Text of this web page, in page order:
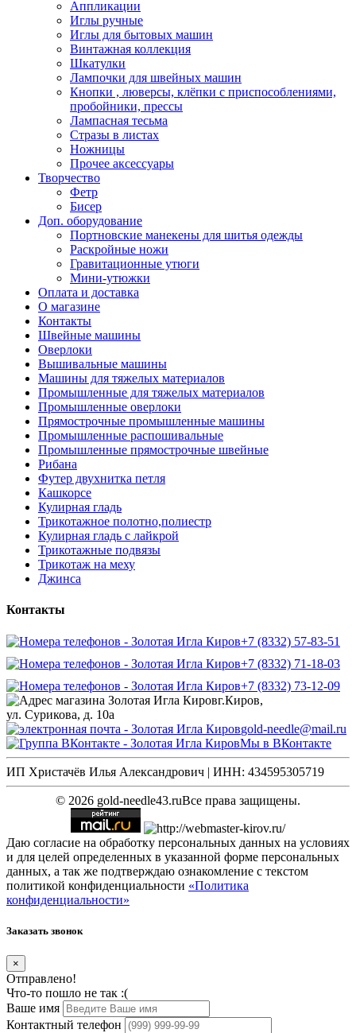
Аппликации
Иглы ручные
Иглы для бытовых машин
Винтажная коллекция
Шкатулки
Лампочки для швейных машин
Кнопки , люверсы, клёпки с приспособлениями,
пробойники, прессы
Лампасная тесьма
Стразы в листах
Ножницы
Прочее аксессуары
Творчество
Фетр
Бисер
Доп. оборудование
Портновские манекены для шитья одежды
Раскройные ножи
Гравитационные утюги
Мини-утюжки
Оплата и доставка
О магазине
Контакты
Швейные машины
Оверлоки
Вышивальные машины
Машины для тяжелых материалов
Промышленные для тяжелых материалов
Промышленные оверлоки
Прямострочные промышленные машины
Промышленные распошивальные
Промышленные прямострочные швейные
Рибана
Футер двухнитка петля
Кашкорсе
Кулирная гладь
Трикотажное полотно,полиестр
Кулирная гладь с лайкрой
Трикотажные подвязы
Трикотаж на меху
Джинса
Контакты
+7 (8332) 57-83-51
+7 (8332) 71-18-03
+7 (8332) 73-12-09
г.Киров,
ул. Сурикова, д. 10а
gold-needle@mail.ru
Мы в ВКонтакте
ИП Христачёв Илья Александрович | ИНН: 434595305719
© 2026 gold-needle43.ruВсе права защищены.
Даю согласие на обработку персональных данных на условиях
и для целей определенных в указанной форме персональных
данных, а так же подтверждаю ознакомление с текстом
политикой конфиденциальности «Политика
конфиденциальности»
Заказать звонок
×
Отправлено!
Что-то пошло не так :(
Ваше имя
Контактный телефон